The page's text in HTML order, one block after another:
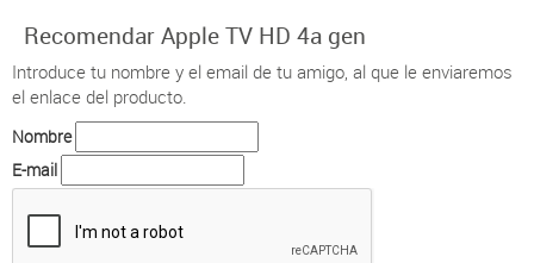
Recomendar Apple TV HD 4a gen
Introduce tu nombre y el email de tu amigo, al que le enviaremos
el enlace del producto.
Nombre
E-mail